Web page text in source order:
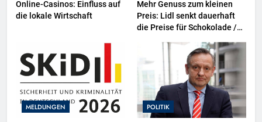
Online-Casinos: Einfluss auf
die lokale Wirtschaft
Mehr Genuss zum kleinen
Preis: Lidl senkt dauerhaft
die Preise für Schokolade /
bis zu 13 Prozent günstiger
MELDUNGEN POLITIK